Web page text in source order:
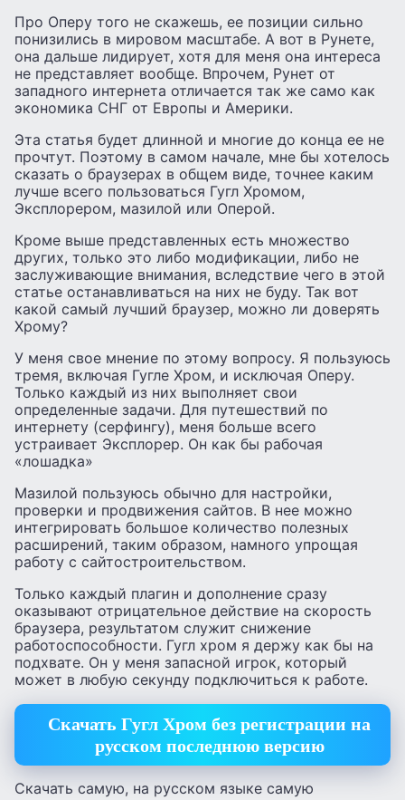
Про Оперу того не скажешь, ее позиции сильно
понизились в мировом масштабе. А вот в Рунете,
она дальше лидирует, хотя для меня она интереса
не представляет вообще. Впрочем, Рунет от
западного интернета отличается так же само как
экономика СНГ от Европы и Америки.
Эта статья будет длинной и многие до конца ее не
прочтут. Поэтому в самом начале, мне бы хотелось
сказать о браузерах в общем виде, точнее каким
лучше всего пользоваться Гугл Хромом,
Эксплорером, мазилой или Оперой.
Кроме выше представленных есть множество
других, только это либо модификации, либо не
заслуживающие внимания, вследствие чего в этой
статье останавливаться на них не буду. Так вот
какой самый лучший браузер, можно ли доверять
Хрому?
У меня свое мнение по этому вопросу. Я пользуюсь
тремя, включая Гугле Хром, и исключая Оперу.
Только каждый из них выполняет свои
определенные задачи. Для путешествий по
интернету (серфингу), меня больше всего
устраивает Эксплорер. Он как бы рабочая
«лошадка»
Мазилой пользуюсь обычно для настройки,
проверки и продвижения сайтов. В нее можно
интегрировать большое количество полезных
расширений, таким образом, намного упрощая
работу с сайтостроительством.
Только каждый плагин и дополнение сразу
оказывают отрицательное действие на скорость
браузера, результатом служит снижение
работоспособности. Гугл хром я держу как бы на
подхвате. Он у меня запасной игрок, который
может в любую секунду подключиться к работе.
Скачать Гугл Хром без регистрации на
русском последнюю версию
Скачать самую, на русском языке самую